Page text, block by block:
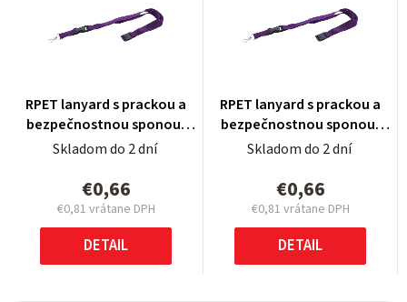
RPET lanyard s prackou a
bezpečnostnou sponou,
violet
Skladom do 2 dní
€0,66
€0,81 vrátane DPH
Jednotková
cena:
DETAIL
RPET lanyard s prackou a
bezpečnostnou sponou,
violet
Skladom do 2 dní
€0,66
€0,81 vrátane DPH
Jednotková
cena:
DETAIL